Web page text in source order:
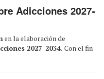
Adicciones 2027-
en la elaboración de
2027-2034. Con el fin